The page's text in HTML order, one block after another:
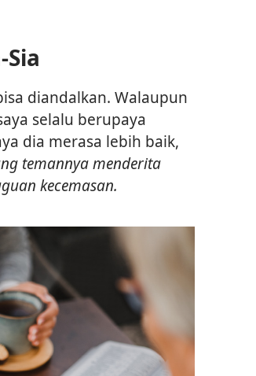
diandalkan. Walaupun
selalu berupaya
dia merasa lebih baik,
temannya menderita
kecemasan.